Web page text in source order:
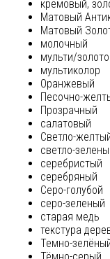
кремовый,
Матовый
Матовый
молочный
мульти/
мультиколор
Оранжевый
Песочно-
Прозрачный
салатовый
Светло-
светло-
серебристый
серебряный
Серо-голубой
серо-зеленый
старая медь
текстура
Темно-